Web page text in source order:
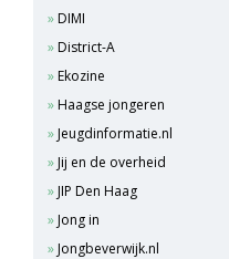
DIMI
District-A
Ekozine
Haagse jongeren
Jeugdinformatie.nl
Jij en de overheid
JIP Den Haag
Jong in
Jongbeverwijk.nl